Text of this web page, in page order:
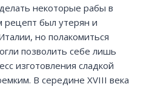
некоторые рабы в
был утерян и
но полакомиться
позволить себе лишь
изготовления сладкой
В середине XVIII века